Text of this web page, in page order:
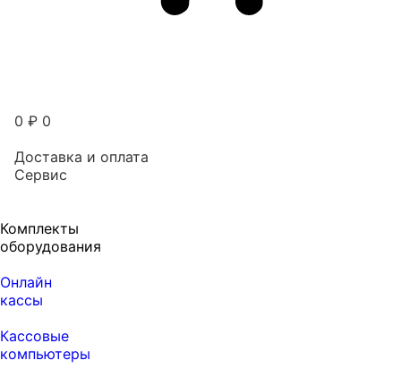
0 ₽ 0
Доставка и оплата
Сервис
Комплекты
оборудования
Онлайн
кассы
Кассовые
компьютеры